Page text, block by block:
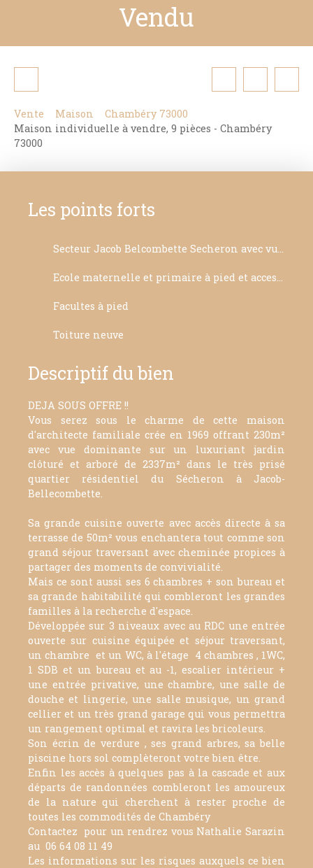
Vendu
Vente Maison
Chambéry 73000
Maison individuelle à vendre, 9 pièces - Chambéry
73000
Les points forts
Secteur Jacob Belcombette Secheron avec vue Lac du Bourget
Ecole maternelle et primaire à pied et acces Bus à pied
Facultes à pied
Toiture neuve
Descriptif du bien
DEJA SOUS OFFRE !!
Vous serez sous le charme de cette maison
d'architecte familiale crée en 1969 offrant 230m²
avec vue dominante sur un luxuriant jardin
clôturé et arboré de 2337m² dans le très prisé
quartier résidentiel du Sécheron à Jacob-
Bellecombette.
Sa grande cuisine ouverte avec accès directe à sa
terrasse de 50m² vous enchantera tout comme son
grand séjour traversant avec cheminée propices à
partager des moments de convivialité.
Mais ce sont aussi ses 6 chambres + son bureau et
sa grande habitabilité qui combleront les grandes
familles à la recherche d'espace.
Développée sur 3 niveaux avec au RDC une entrée
ouverte sur cuisine équipée et séjour traversant,
un chambre et un WC, à l'étage 4 chambres , 1WC,
1 SDB et un bureau et au -1, escalier intérieur +
une entrée privative, une chambre, une salle de
douche et lingerie, une salle musique, un grand
cellier et un très grand garage qui vous permettra
un rangement optimal et ravira les bricoleurs.
Son écrin de verdure , ses grand arbres, sa belle
piscine hors sol complèteront votre bien être.
Enfin les accès à quelques pas à la cascade et aux
départs de randonnées combleront les amoureux
de la nature qui cherchent à rester proche de
toutes les commodités de Chambéry
Contactez pour un rendrez vous Nathalie Sarazin
au 06 64 08 11 49
Les informations sur les risques auxquels ce bien